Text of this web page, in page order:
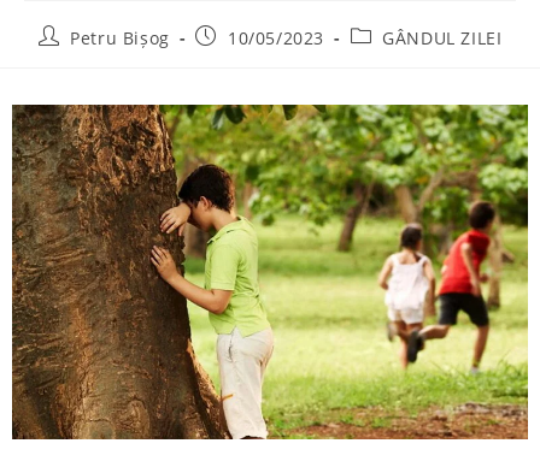
Petru Bișog 10/05/2023 GÂNDUL ZILEI